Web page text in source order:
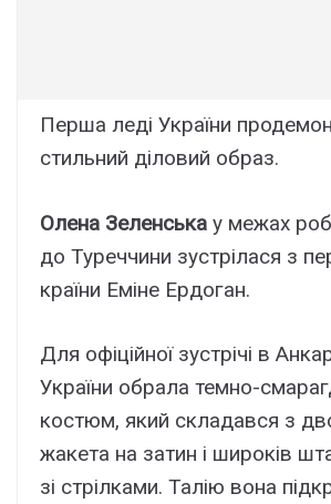
Перша леді України
стильний діловий образ.
Олена Зеленська у межах
до Туреччини зустрілася з
країни Еміне Ердоган.
Для офіційної зустрічі в
України обрала темно-
костюм, який складався з
жакета на затин і широків
зі стрілками. Талію вона